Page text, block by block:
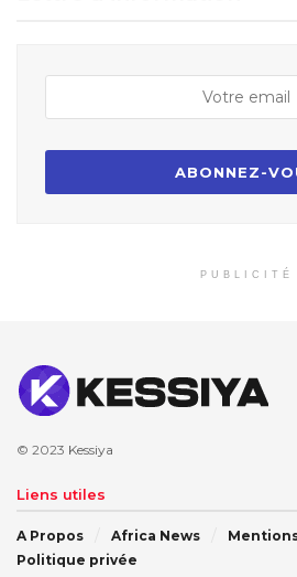
PUBLICITÉ
© 2023 Kessiya
Liens utiles
A Propos Africa News
Politique privée